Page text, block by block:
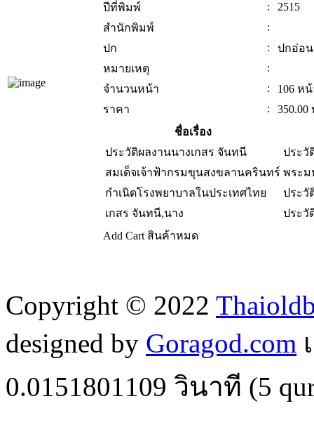
ปีที่พิมพ์
:
2515
สำนักพิมพ์
:
ปก
:
ปกอ่อน
หมายเหตุ
:
จำนวนหน้า
:
106 ห
ราคา
: 350.00
ชื่อเรื่อง
ประวัติผลงานนางเกสร จันทนี
ประวั
สมเด็จเจ้าฟ้ากรมขุนสงขลานครินทร์ พระม
กำเนิดโรงพยาบาลในประเทศไทย
ประวั
เกสร จันทนี,นาง
ประวั
Add Cart สินค้าหมด
Copyright © 2022
designed by Goragod.com
0.0151801109 วินาที (5